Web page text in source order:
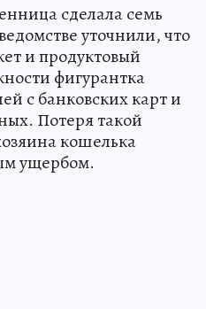
сделала семь
уточнили, что
и продуктовый
фигурантка
с банковских карт и
Потеря такой
кошелька
ущербом.